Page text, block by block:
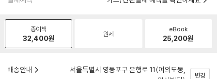
종이책
32,400원 원제
eBook
25,200원
배송안내
서울특별시 영등포구 은행로 11(여의도동,
변경